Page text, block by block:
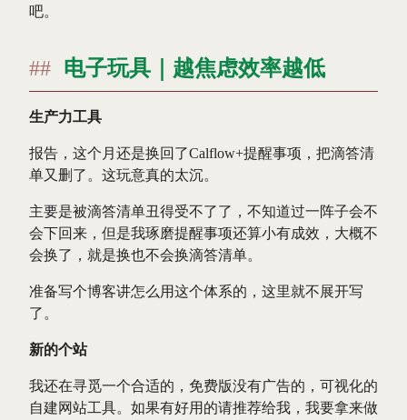
吧。
电子玩具｜越焦虑效率越低
生产力工具
报告，这个月还是换回了Calflow+提醒事项，把滴答清
单又删了。这玩意真的太沉。
主要是被滴答清单丑得受不了了，不知道过一阵子会不
会下回来，但是我琢磨提醒事项还算小有成效，大概不
会换了，就是换也不会换滴答清单。
准备写个博客讲怎么用这个体系的，这里就不展开写
了。
新的个站
我还在寻觅一个合适的，免费版没有广告的，可视化的
自建网站工具。如果有好用的请推荐给我，我要拿来做